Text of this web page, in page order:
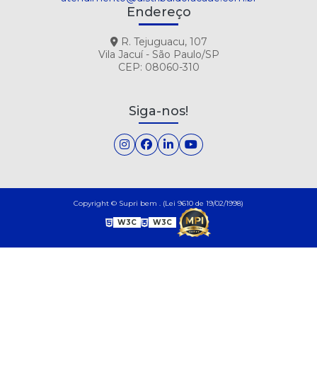
Endereço
R. Tejuguacu, 107
Vila Jacuí - São Paulo/SP
CEP: 08060-310
Siga-nos!
Copyright © Supri bem . (Lei 9610 de 19/02/1998)
W3C W3C